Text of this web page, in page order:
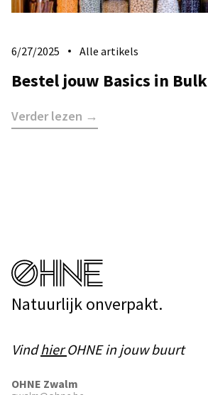
6/27/2025 Alle artikels
Bestel jouw Basics in Bulk
Verder lezen →
Natuurlijk onverpakt.
VindhierOHNE in jouw buurt
OHNE Zwalm